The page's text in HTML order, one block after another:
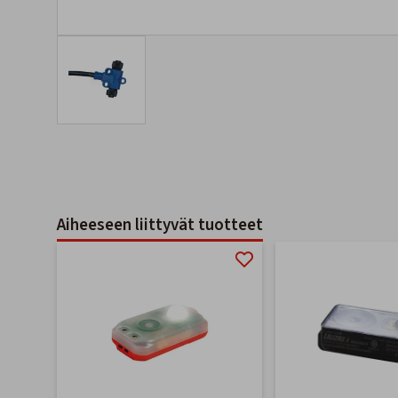
Aiheeseen liittyvät tuotteet